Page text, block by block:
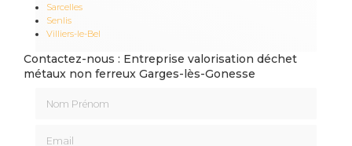
Sarcelles
Senlis
Villiers-le-Bel
Contactez-nous : Entreprise valorisation déchet
métaux non ferreux Garges-lès-Gonesse